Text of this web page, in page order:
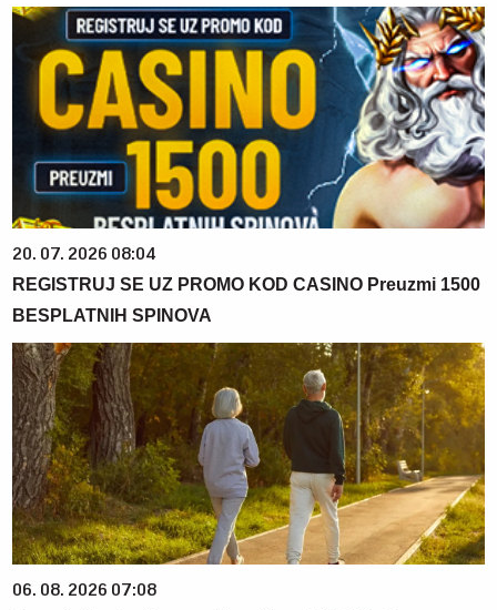
20. 07. 2026 08:04
REGISTRUJ SE UZ PROMO KOD CASINO Preuzmi 1500
BESPLATNIH SPINOVA
06. 08. 2026 07:08